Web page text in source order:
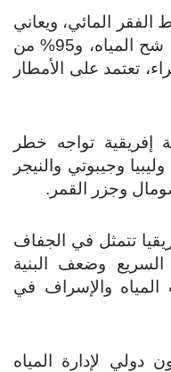
المائي، ويعاني
ثلث سكاني جنوب الصحراء من شح المياه، و95% من
تعتمد على الأمطار
إلى أن 13 دولة إفريقية تواجه خطر
وليبيا وجيبوتي والنيجر
وجزر القمر.
تتمثل في الجفاف
السريع وضعف البنية
المياه والإسراف في
دولي لإدارة المياه